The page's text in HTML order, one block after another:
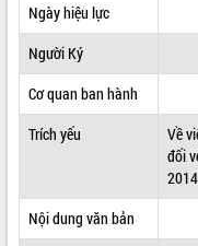
THÔNG TIN CHỈ ĐẠO ĐIỀU HÀNH
HỆ THỐNG VĂN BẢN
VĂN BẢN HĐND TỈNH
QUY HOẠCH - KẾ HOẠCH
Ngày hiệu lực
Người Ký
Cơ quan ban hành
Trích yếu
Về
đối
2014
Nội dung văn bản